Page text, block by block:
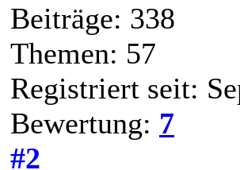
Beiträge: 338
Themen: 57
Registriert seit:
Bewertung: 7
#2